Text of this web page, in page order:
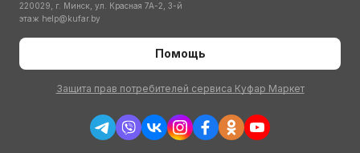
220029, г. Минск, ул. Красная 7А-2, 3-й
этаж help@kufar.by
Помощь
Защита прав потребителей сервиса Куфар Маркет